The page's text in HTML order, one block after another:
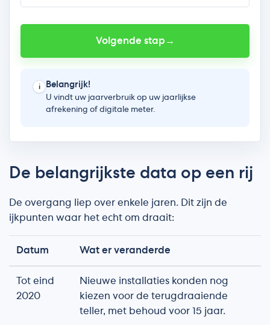
De belangrijkste data op een rij
De overgang liep over enkele jaren. Dit zijn de
ijkpunten waar het echt om draait:
Datum Wat er veranderde
Tot eind
2020
Nieuwe installaties konden nog
kiezen voor de terugdraaiende
teller, met behoud voor 15 jaar.